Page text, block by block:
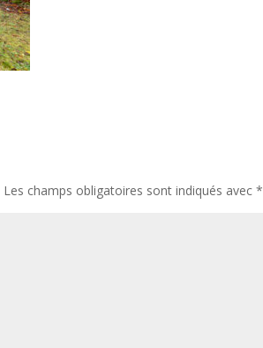
Les champs obligatoires sont indiqués avec*